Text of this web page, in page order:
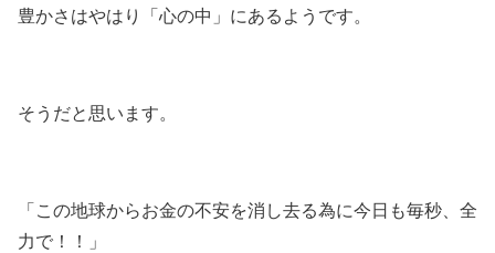
豊かさはやはり「心の中」にあるようです。
そうだと思います。
「この地球からお金の不安を消し去る為に今日も毎秒、全
力で！！」